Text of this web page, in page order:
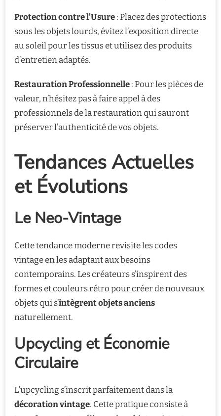
Protection contre l’Usure: Placez des protections
sous les objets lourds, évitez l’exposition directe
au soleil pour les tissus et utilisez des produits
d’entretien adaptés.
Restauration Professionnelle: Pour les pièces de
valeur, n’hésitez pas à faire appel à des
professionnels de la restauration qui sauront
préserver l’authenticité de vos objets.
Tendances Actuelles
et Évolutions
Le Neo-Vintage
Cette tendance moderne revisite les codes
vintage en les adaptant aux besoins
contemporains. Les créateurs s’inspirent des
formes et couleurs rétro pour créer de nouveaux
objets qui s’intègrent objets anciens
naturellement.
Upcycling et Économie
Circulaire
L’upcycling s’inscrit parfaitement dans la
décoration vintage. Cette pratique consiste à